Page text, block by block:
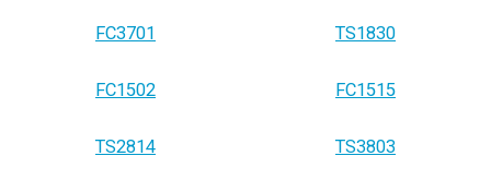
FC3701
FC1502
TS2814
TS1830
FC1515
TS3803